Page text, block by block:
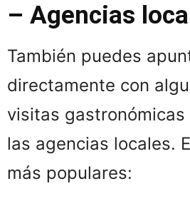
– Agencias
También puedes
directamente con
visitas
las agencias locales.
más populares: